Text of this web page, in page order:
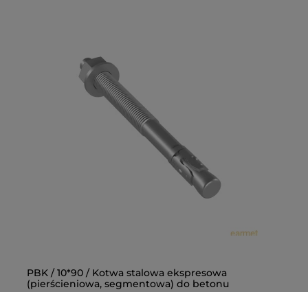
PBK / 10*90 / Kotwa stalowa ekspresowa
(pierścieniowa, segmentowa) do betonu